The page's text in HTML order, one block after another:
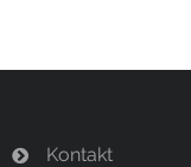
Kontakt